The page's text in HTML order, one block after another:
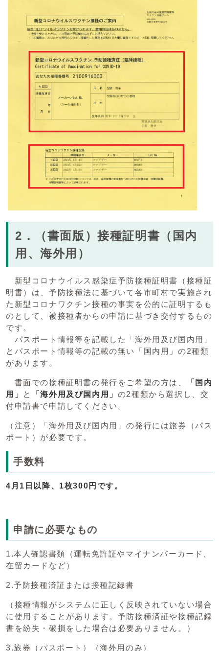
2．（書面版）接種証明書（国内
用、海外用）
新型コロナウイルス感染症予防接種証明書（接種証
明書）は、予防接種法に基づいて各市町村で実施され
た新型コロナワクチン接種の事実を公的に証明するも
のとして、被接種者からの申請に基づき交付するもの
です。
パスポート情報等を記載した「海外用及び国内用」
とパスポート情報等の記載の無い「国内用」の2種類
があります。
書面での接種証明書の発行をご希望の方は、
「国内
用」
と 「海外用及び国内用」 の2種類から選択し、交
付申請書で申請してください。
（注意）「海外用及び国内用」の発行には旅券（パス
ポート）が必要です。
手数料
4月1日以降、1枚300円です。
申請に必要なもの
1.本人確認書類（運転免許証やマイナンバーカード、
在留カードなど）
2.予防接種済証または接種記録書
（接種情報がシステムに正しく反映されていない場合
に使用することがあります。予防接種済証や接種記録
書を紛失・破損をした場合は必要ありません。）
3.旅券（パスポート）（海外用のみ）